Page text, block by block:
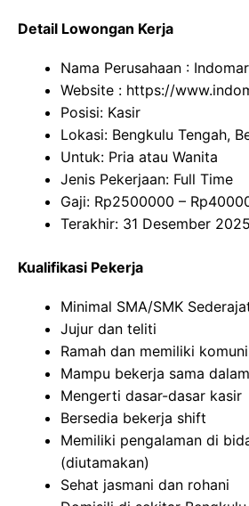
Detail Lowongan Kerja
Nama Perusahaan :
Website : https://
Posisi: Kasir
Lokasi: Bengkulu Tengah,
Untuk: Pria atau Wanita
Jenis Pekerjaan: Full Time
Gaji: Rp2500000 – Rp
Terakhir: 31 Desember 2025
Kualifikasi Pekerja
Minimal SMA/SMK
Jujur dan teliti
Ramah dan memiliki
Mampu bekerja sama
Mengerti dasar-dasar kasir
Bersedia bekerja shift
Memiliki pengalaman di
(diutamakan)
Sehat jasmani dan rohani